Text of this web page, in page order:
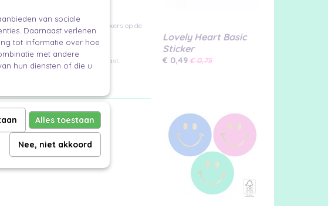
een feestelijke kers op de
voor een verrassend contrast.
Lovely Heart Basic
Sticker
€ 0,49€ 0,75
van sociale
Daarnaast verlenen
tot informatie over hoe
met andere
hun diensten of die u
Alles toestaan
Nee, niet akkoord